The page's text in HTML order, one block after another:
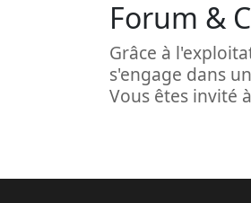
Forum &
Grâce à
s'engage dans
Vous êtes invité